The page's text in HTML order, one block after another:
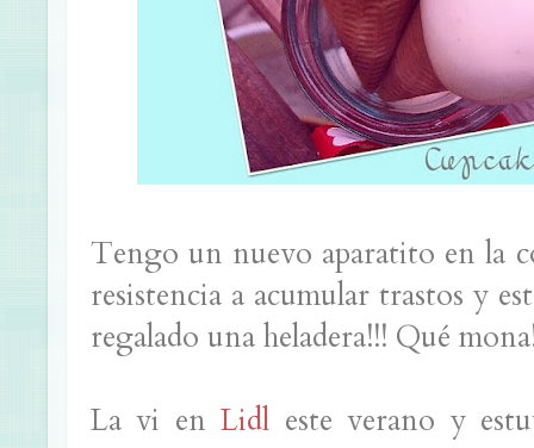
Tengo un nuevo aparatito en la
resistencia a acumular trastos y
regalado una heladera!!! Qué
La vi enLidl este verano y